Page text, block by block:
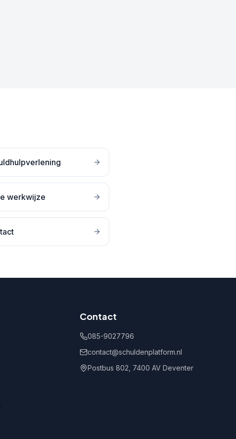
werkwijze
Contact
085-9027796
contact@schuldenplatform.nl
Postbus 802, 7400 AV Deventer